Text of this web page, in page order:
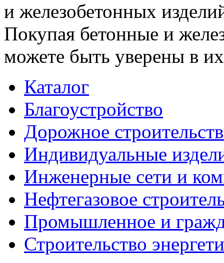
и железобетонных
Покупая бетонные и
можете быть уверены в их
Каталог
Благоустройство
Дорожное
Индивидуальные
Инженерные сети и
Нефтегазовое
Промышленное и
Строительство